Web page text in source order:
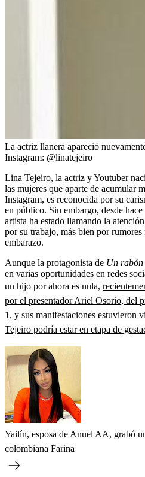
La actriz llanera apareció
Instagram: @linatejeiro
Lina Tejeiro, la actriz y Youtuber
las mujeres que aparte de acumular
Instagram, es reconocida por su
en público. Sin embargo, desde
artista ha estado llamando la
por su trabajo, más bien por
embarazo.
Aunque la protagonista de Un rabón
en varias oportunidades en redes
un hijo por ahora es nula,
por el presentador Ariel Osorio, del
1, y sus manifestaciones estuvieron
Tejeiro podría estar en etapa de
Yailín, esposa de Anuel AA, grabó
colombiana Farina